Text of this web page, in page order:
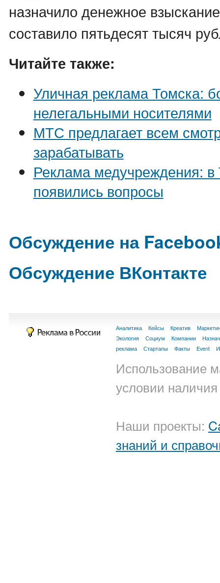
назначило денежное
составило пятьдесят тысяч
Читайте также:
Уличная реклама Томска:
нелегальными носителями
МТС предлагает всем
зарабатывать
Реклама медучреждения:
появились вопросы
Обсуждение на
Обсуждение ВКонтакте
Аналитика Кейсы Креатив
Экология
Социум Компании
реклама
Стартапы Факты Event
Использование
условии
Наши проекты:
знаний и